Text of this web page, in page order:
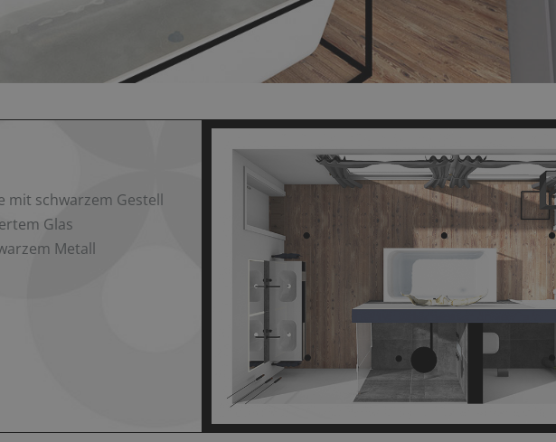
mit schwarzem Gestell
Glas
Metall